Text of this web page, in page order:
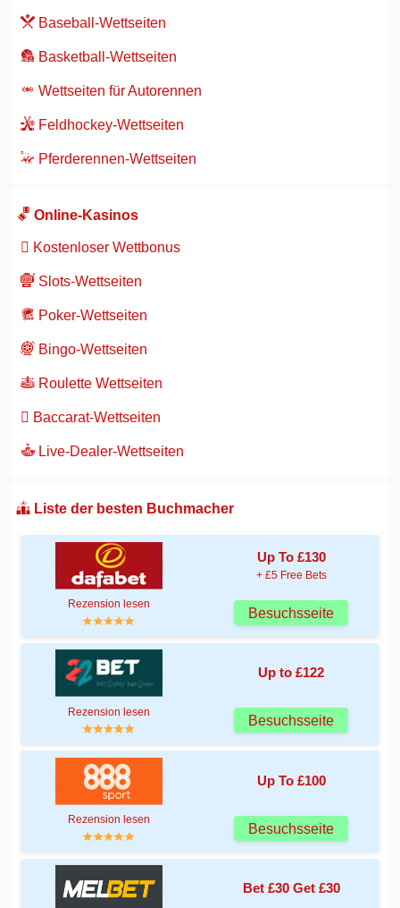
Baseball-Wettseiten
Basketball-Wettseiten
Wettseiten für Autorennen
Feldhockey-Wettseiten
Pferderennen-Wettseiten
Online-Kasinos
Kostenloser Wettbonus
Slots-Wettseiten
Poker-Wettseiten
Bingo-Wettseiten
Roulette Wettseiten
Baccarat-Wettseiten
Live-Dealer-Wettseiten
Liste der besten Buchmacher
Up To £130
+ £5 Free Bets
Rezension lesen
Besuchsseite
Up to £122
Rezension lesen
Besuchsseite
Up To £100
Rezension lesen
Besuchsseite
Bet £30 Get £30